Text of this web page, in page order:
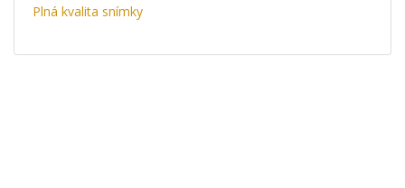
Plná kvalita snímky